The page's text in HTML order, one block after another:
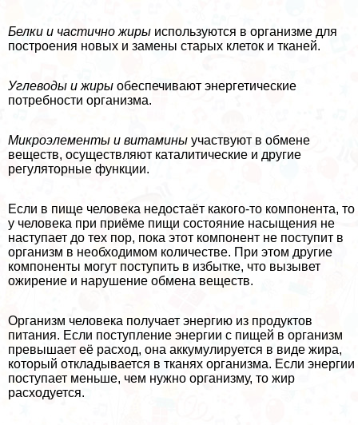
Белки и частично жиры используются в организме для
построения новых и замены старых клеток и тканей.
Углеводы и жиры обеспечивают энергетические
потребности организма.
Микроэлементы и витамины участвуют в обмене
веществ, осуществляют каталитические и другие
регуляторные функции.
Если в пище человека недостаёт какого-то компонента, то
у человека при приёме пищи состояние насыщения не
наступает до тех пор, пока этот компонент не поступит в
организм в необходимом количестве. При этом другие
компоненты могут поступить в избытке, что вызывет
ожирение и нарушение обмена веществ.
Организм человека получает энергию из продуктов
питания. Если поступление энергии с пищей в организм
превышает её расход, она аккумулируется в виде жира,
который откладывается в тканях организма. Если энергии
поступает меньше, чем нужно организму, то жир
расходуется.